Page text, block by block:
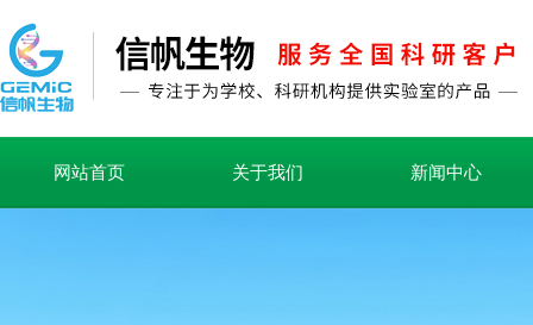
网站首页 关于我们 新闻中心